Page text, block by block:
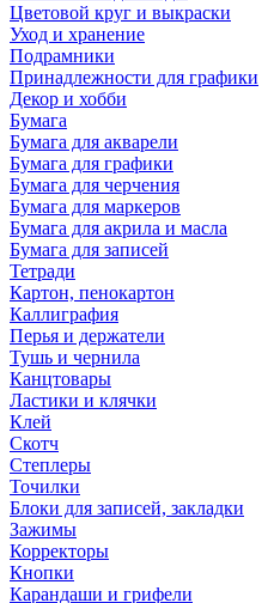
Цветовой круг и выкраски
Уход и хранение
Подрамники
Принадлежности для графики
Декор и хобби
Бумага
Бумага для акварели
Бумага для графики
Бумага для черчения
Бумага для маркеров
Бумага для акрила и масла
Бумага для записей
Тетради
Картон, пенокартон
Каллиграфия
Перья и держатели
Тушь и чернила
Канцтовары
Ластики и клячки
Клей
Скотч
Степлеры
Точилки
Блоки для записей, закладки
Зажимы
Корректоры
Кнопки
Карандаши и грифели